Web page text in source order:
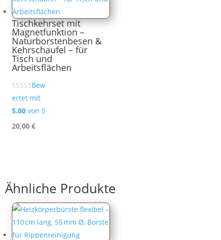
Tischkehrset mit
Magnetfunktion –
Naturborstenbesen &
Kehrschaufel – für
Tisch und
Arbeitsflächen
Bew
ertet mit
5.00 von 5
20,00 €
Ähnliche Produkte